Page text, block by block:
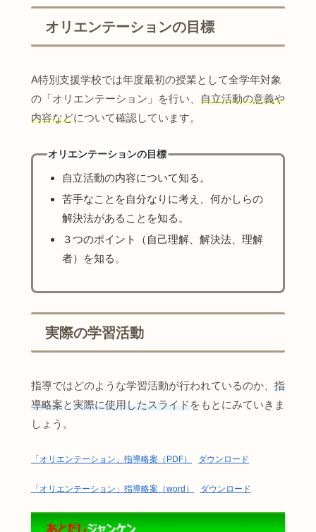
オリエンテーションの目標
A特別支援学校では年度最初の授業として全学年対象
の「オリエンテーション」を行い、 自立活動の意義や
内容などについて確認しています。
オリエンテーションの目標
自立活動の内容について知る。
苦手なことを自分なりに考え、何かしらの
解決法があることを知る。
３つのポイント（自己理解、解決法、理解
者）を知る。
実際の学習活動
指導ではどのような学習活動が行われているのか、 指
導略案と実際に使用したスライドをもとにみていきま
しょう。
「オリエンテーション」指導略案（PDF） ダウンロード
「オリエンテーション」指導略案（word） ダウンロード